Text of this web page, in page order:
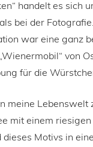
handelt es sich
bei der
war eine ganz
von
für die
meine
mit einem
Motivs in